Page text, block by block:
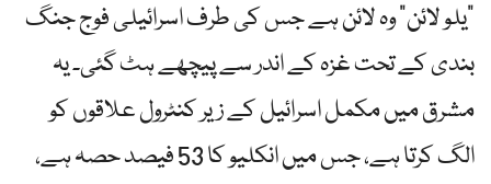
"یلو لائن” وہ لائن ہے جس کی طرف اسرائیلی فوج جنگ
بندی کے تحت غزہ کے اندر سے پیچھے ہٹ گئی۔ یہ
مشرق میں مکمل اسرائیل کے زیر کنٹرول علاقوں کو
الگ کرتا ہے، جس میں انکلیو کا 53 فیصد حصہ ہے،